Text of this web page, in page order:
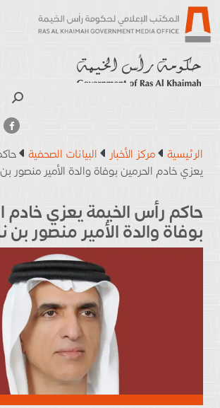
الرئيسية مركز الأخبار البيانات الصحفية
يعزي خادم الحرمين بوفاة والدة الأمير منصور
حاكم رأس الخيمة يعزي خادم
بوفاة والدة الأمير منصور بن